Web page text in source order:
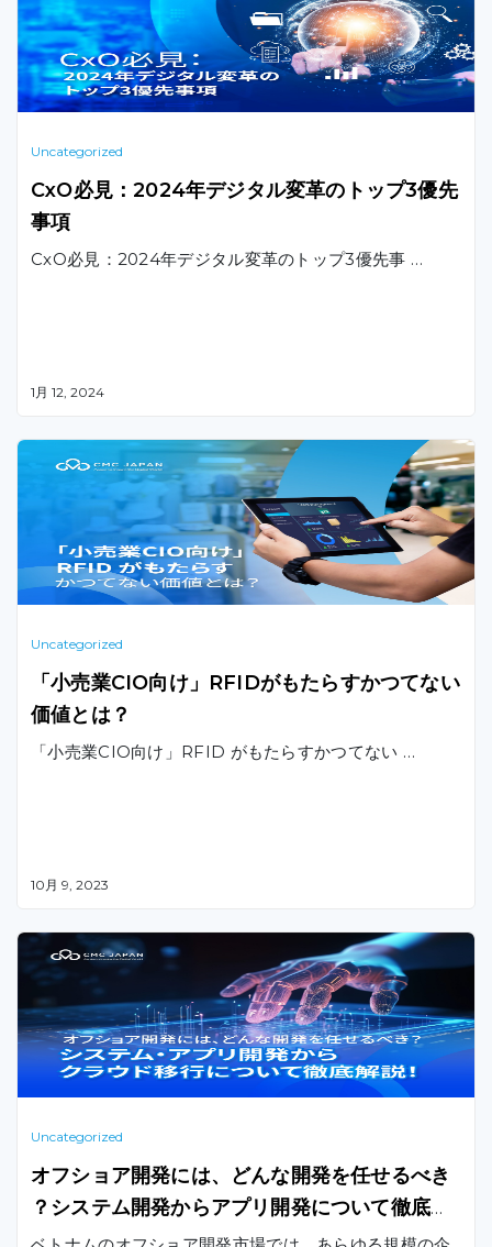
Uncategorized
CxO必見：2024年デジタル変革のトップ3優先
事項
CxO必見：2024年デジタル変革のトップ3優先事 …
1月 12, 2024
Uncategorized
「小売業CIO向け」RFIDがもたらすかつてない
価値とは？
「小売業CIO向け」RFID がもたらすかつてない …
10月 9, 2023
Uncategorized
オフショア開発には、どんな開発を任せるべき
？システム開発からアプリ開発について徹底解
説！